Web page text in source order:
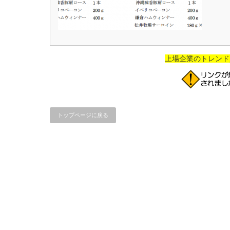
上場企業のトレン
トップページに戻る